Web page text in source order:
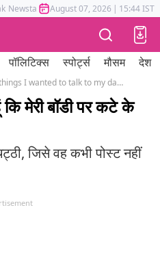
Newstak Mumbai Tak Astrotak
August 07, 2026 | 15:44 IST
पॉलिटिक्स स्पोर्ट्स मौसम देश
The real things I wanted to talk to my dad about
कि मेरी बॉडी पर कटे के
जिसे वह कभी पोस्ट नहीं